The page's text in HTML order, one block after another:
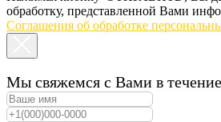
обработку, представленной Вами
Соглашения об обработке
Мы свяжемся с Вами в